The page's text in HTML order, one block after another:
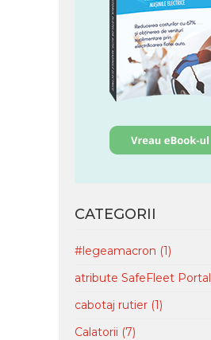
CATEGORII
#legeamacron (1)
atribute SafeFleet Portal
cabotaj rutier (1)
Calatorii (7)